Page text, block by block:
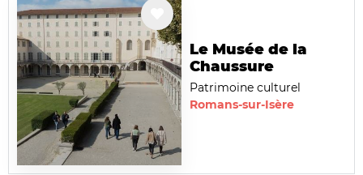
Le Musée de la
Chaussure
Patrimoine culturel
Romans-sur-Isère